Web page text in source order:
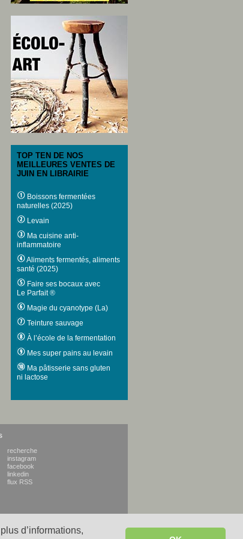
d’informations,
TOP TEN DE NOS
MEILLEURES VENTES DE
JUIN EN LIBRAIRIE
Boissons fermentées
naturelles (2025)
Levain
Ma cuisine anti-
inflammatoire
Aliments fermentés, aliments
santé (2025)
Faire ses bocaux avec
Le Parfait ®
Magie du cyanotype (La)
Teinture sauvage
À l’école de la fermentation
Mes super pains au levain
Ma pâtisserie sans gluten
ni lactose
recherche
instagram
facebook
linkedin
flux RSS
WWW credits